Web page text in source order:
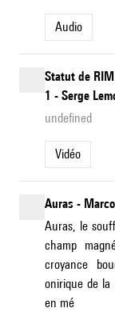
Audio
Statut de
1 - Serge
undefined
Vidéo
Auras -
Auras, le
champ
croyance
onirique de la
en mé